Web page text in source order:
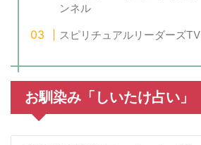
ンネル
スピリチュアルリーダーズTV
お馴染み「しいたけ占い」